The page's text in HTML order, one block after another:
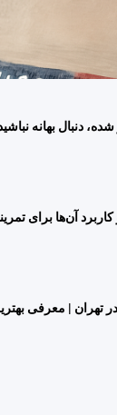
دنبال بهانه
آن‌ها برای
| معرفی بهترین